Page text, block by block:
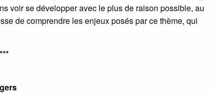
voir se développer avec le plus de raison possible, au
de comprendre les enjeux posés par ce thème, qui
***